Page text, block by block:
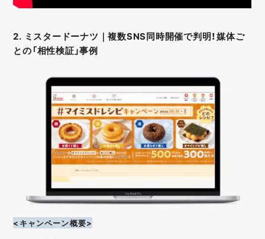
2. ミスタードーナツ｜複数SNS同時開催で判明！媒体ご
との「相性検証」事例
<キャンペーン概要>